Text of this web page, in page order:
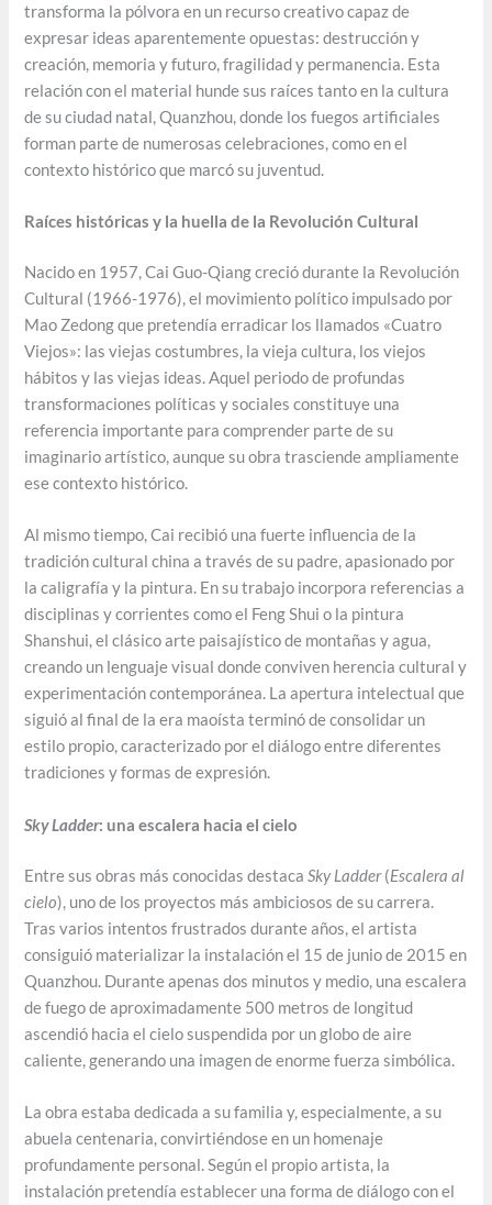
transforma la pólvora en un recurso creativo capaz de
expresar ideas aparentemente opuestas: destrucción y
creación, memoria y futuro, fragilidad y permanencia. Esta
relación con el material hunde sus raíces tanto en la cultura
de su ciudad natal, Quanzhou, donde los fuegos artificiales
forman parte de numerosas celebraciones, como en el
contexto histórico que marcó su juventud.
Raíces históricas y la huella de la Revolución Cultural
Nacido en 1957, Cai Guo-Qiang creció durante la Revolución
Cultural (1966-1976), el movimiento político impulsado por
Mao Zedong que pretendía erradicar los llamados «Cuatro
Viejos»: las viejas costumbres, la vieja cultura, los viejos
hábitos y las viejas ideas. Aquel periodo de profundas
transformaciones políticas y sociales constituye una
referencia importante para comprender parte de su
imaginario artístico, aunque su obra trasciende ampliamente
ese contexto histórico.
Al mismo tiempo, Cai recibió una fuerte influencia de la
tradición cultural china a través de su padre, apasionado por
la caligrafía y la pintura. En su trabajo incorpora referencias a
disciplinas y corrientes como el Feng Shui o la pintura
Shanshui, el clásico arte paisajístico de montañas y agua,
creando un lenguaje visual donde conviven herencia cultural y
experimentación contemporánea. La apertura intelectual que
siguió al final de la era maoísta terminó de consolidar un
estilo propio, caracterizado por el diálogo entre diferentes
tradiciones y formas de expresión.
Sky Ladder: una escalera hacia el cielo
Entre sus obras más conocidas destacaSky Ladder(Escalera al
cielo), uno de los proyectos más ambiciosos de su carrera.
Tras varios intentos frustrados durante años, el artista
consiguió materializar la instalación el 15 de junio de 2015 en
Quanzhou. Durante apenas dos minutos y medio, una escalera
de fuego de aproximadamente 500 metros de longitud
ascendió hacia el cielo suspendida por un globo de aire
caliente, generando una imagen de enorme fuerza simbólica.
La obra estaba dedicada a su familia y, especialmente, a su
abuela centenaria, convirtiéndose en un homenaje
profundamente personal. Según el propio artista, la
instalación pretendía establecer una forma de diálogo con el